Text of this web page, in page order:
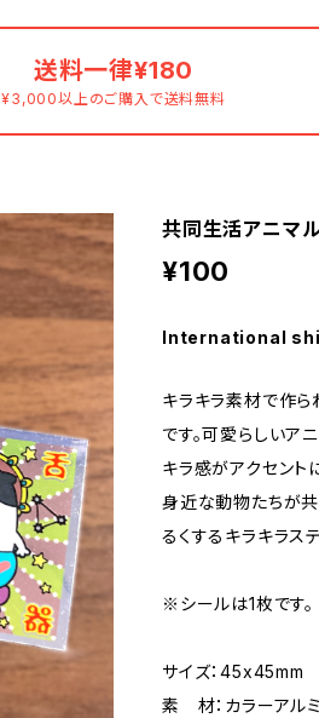
送料一律¥180
¥3,000以上のご購入で送料無料
共同生活アニマ
¥100
International
キラキラ素材で作
です。可愛らしいア
キラ感がアクセント
身近な動物たちが
るくするキラキラス
※シールは1枚です。
サイズ：45x45mm
素 材：カラーアル